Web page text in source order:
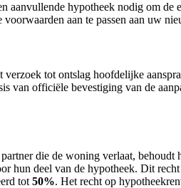
hypotheek nodig om
aan te passen aan uw
tot ontslag hoofdelijke
van officiële bevestiging van de
die de woning verlaat,
hun deel van de hypotheek. Dit
tot 50%. Het recht op